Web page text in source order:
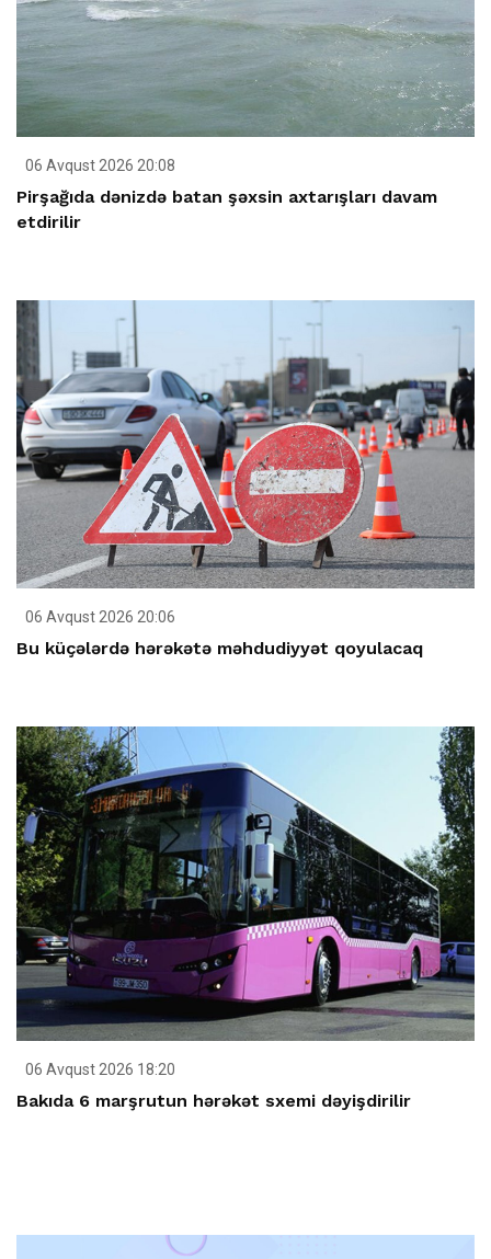
06 Avqust 2026 20:08
Pirşağıda dənizdə batan şəxsin axtarışları davam
etdirilir
06 Avqust 2026 20:06
Bu küçələrdə hərəkətə məhdudiyyət qoyulacaq
06 Avqust 2026 18:20
Bakıda 6 marşrutun hərəkət sxemi dəyişdirilir